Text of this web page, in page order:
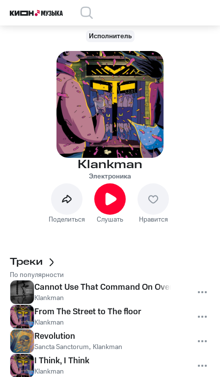
Исполнитель
Klankman
Электроника
Поделиться Слушать Нравится
Треки
По популярности
Cannot Use That Command On Overlapping
Klankman
From The Street to The floor
Klankman
Revolution
Sancta Sanctorum, Klankman
I Think, I Think
Klankman